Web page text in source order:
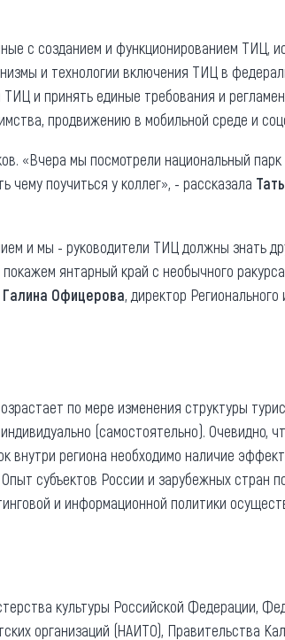
с созданием и функционированием ТИЦ,
и технологии включения ТИЦ в
и принять единые требования и
продвижению в мобильной среде и
«Вчера мы посмотрели национальный
поучиться у коллег», - рассказала
и мы - руководители ТИЦ должны знать
янтарный край с необычного
Галина Офицерова, директор
по мере изменения структуры
(самостоятельно). Очевидно,
внутри региона необходимо наличие
субъектов России и зарубежных стран
и информационной политики
культуры Российской Федерации,
организаций (НАИТО), Правительства